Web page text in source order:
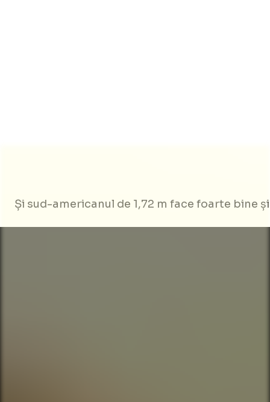
Și sud-americanul de 1,72 m face foarte bine